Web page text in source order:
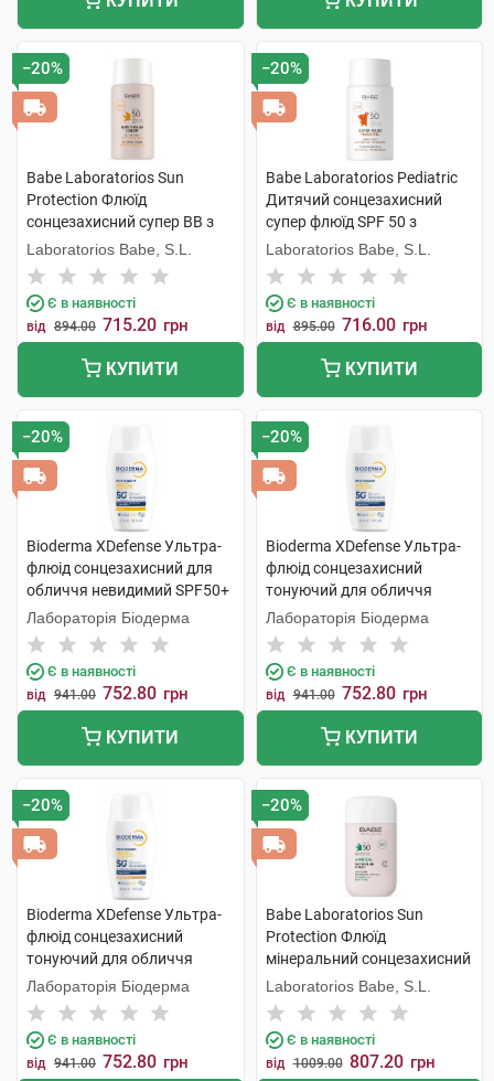
−20%
Babe Laboratorios Sun
Protection Флюїд
сонцезахисний супер ВВ з
тонуючим ефектом для всіх
типів шкіри SPF50 50 мл 1
флакон
Laboratorios Babe, S.L.
Є в наявності
від 894.00 715.20 грн
КУПИТИ
−20%
Babe Laboratorios Pediatric
Дитячий сонцезахисний
супер флюїд SPF 50 з
пантенолом і пребіотиками
50 мл 1 флакон
Laboratorios Babe, S.L.
Є в наявності
від 895.00 716.00 грн
КУПИТИ
−20%
Bioderma XDefense Ультра-
флюід сонцезахисний для
обличчя невидимий SPF50+
40 мл 1 флакон
Лабораторія Біодерма
Є в наявності
від 941.00 752.80 грн
КУПИТИ
−20%
Bioderma XDefense Ультра-
флюід сонцезахисний
тонуючий для обличчя
SPF50+ тон 01 40 мл 1
флакон
Лабораторія Біодерма
Є в наявності
від 941.00 752.80 грн
КУПИТИ
−20%
Bioderma XDefense Ультра-
флюід сонцезахисний
тонуючий для обличчя
SPF50+ тон 02 40 мл 1
флакон
Лабораторія Біодерма
Є в наявності
від 941.00 752.80 грн
−20%
Babe Laboratorios Sun
Protection Флюїд
мінеральний сонцезахисний
з фізичними фільтрами з
тонуючим ефектом з SPF50
50 мл 1 флакон
Laboratorios Babe, S.L.
Є в наявності
від 1009.00 807.20 грн